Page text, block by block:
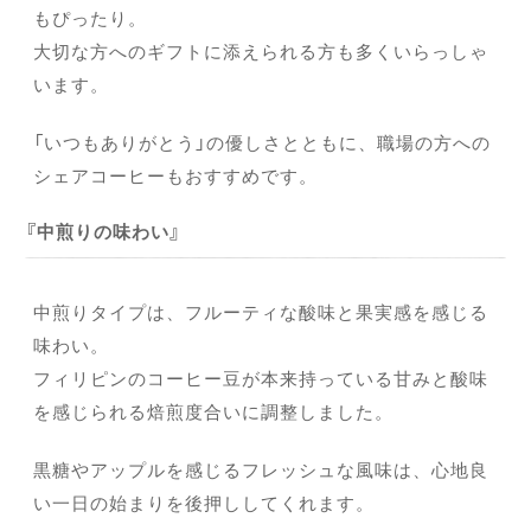
もぴったり。
大切な方へのギフトに添えられる方も多くいらっしゃ
います。
「いつもありがとう」の優しさとともに、職場の方への
シェアコーヒーもおすすめです。
中煎りの味わい
中煎りタイプは、フルーティな酸味と果実感を感じる
味わい。
フィリピンのコーヒー豆が本来持っている甘みと酸味
を感じられる焙煎度合いに調整しました。
黒糖やアップルを感じるフレッシュな風味は、心地良
い一日の始まりを後押ししてくれます。